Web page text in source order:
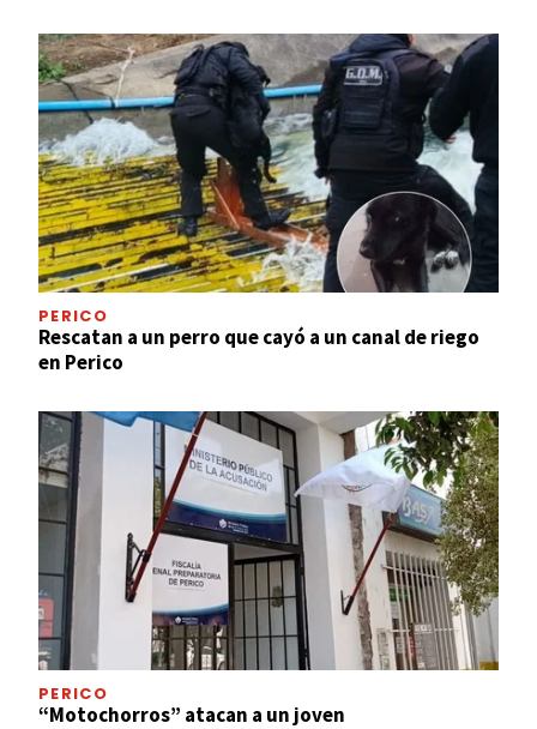
PERICO
Rescatan a un perro que cayó a un canal de riego
en Perico
PERICO
“Motochorros” atacan a un joven